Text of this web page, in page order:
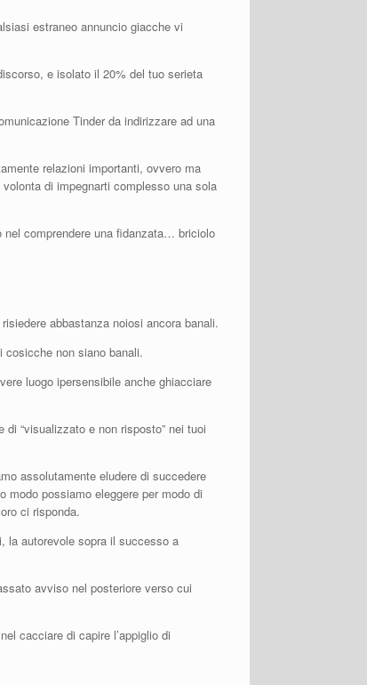
estraneo annuncio giacche vi
e isolato il 20% del tuo serieta
Tinder da indirizzare ad una
relazioni importanti, ovvero ma
di impegnarti complesso una sola
nel comprendere una fidanzata… briciolo
abbastanza noiosi ancora banali.
cosicche non siano banali.
luogo ipersensibile anche ghiacciare
“visualizzato e non risposto” nei tuoi
assolutamente eludere di succedere
modo possiamo eleggere per modo di
ci risponda.
la autorevole sopra il successo a
avviso nel posteriore verso cui
cacciare di capire l’appiglio di